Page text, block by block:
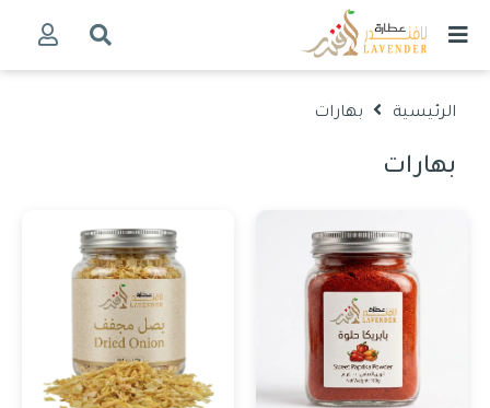
الرئيسية بهارات
بهارات